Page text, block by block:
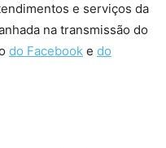
e serviços da
na transmissão do
do Facebook e do